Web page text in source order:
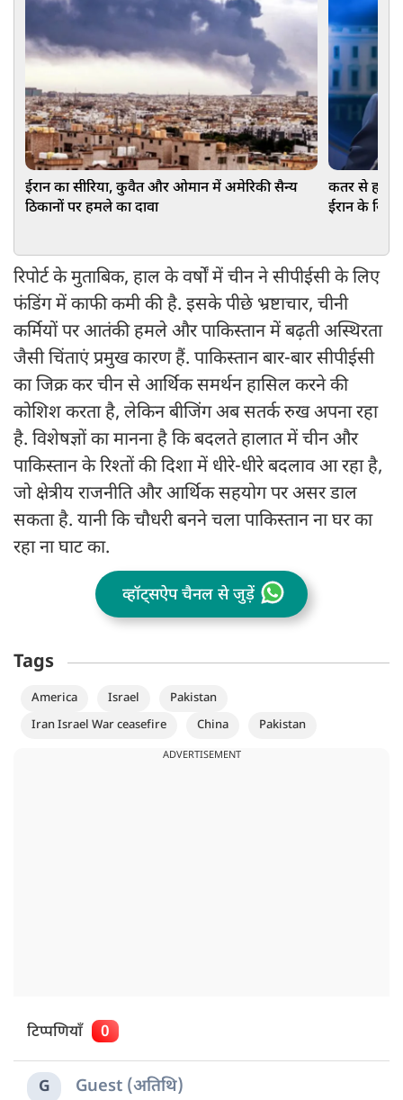
ईरान का सीरिया, कुवैत और ओमान में अमेरिकी सैन्य
ठिकानों पर हमले का दावा
कतर से हट
ईरान के
रिपोर्ट के मुताबिक, हाल के वर्षों में चीन ने सीपीईसी के लिए
फंडिंग में काफी कमी की है. इसके पीछे भ्रष्टाचार, चीनी
कर्मियों पर आतंकी हमले और पाकिस्तान में बढ़ती अस्थिरता
जैसी चिंताएं प्रमुख कारण हैं. पाकिस्तान बार-बार सीपीईसी
का जिक्र कर चीन से आर्थिक समर्थन हासिल करने की
कोशिश करता है, लेकिन बीजिंग अब सतर्क रुख अपना रहा
है. विशेषज्ञों का मानना है कि बदलते हालात में चीन और
पाकिस्तान के रिश्तों की दिशा में धीरे-धीरे बदलाव आ रहा है,
जो क्षेत्रीय राजनीति और आर्थिक सहयोग पर असर डाल
सकता है. यानी कि चौधरी बनने चला पाकिस्तान ना घर का
रहा ना घाट का.
व्हॉट्सऐप चैनल से जुड़ें
Tags
America Israel
Pakistan
Iran Israel War ceasefire
China Pakistan
ADVERTISEMENT
टिप्पणियाँ 0
G Guest (अतिथि)